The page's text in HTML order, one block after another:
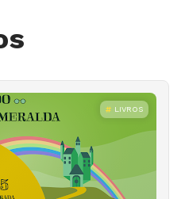
LIVROS